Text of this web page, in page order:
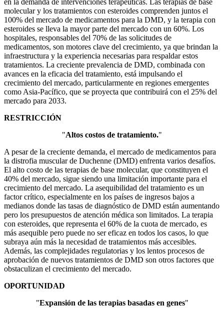
en la demanda de intervenciones terapéuticas. Las terapias de base
molecular y los tratamientos con esteroides comprenden juntos el
100% del mercado de medicamentos para la DMD, y la terapia con
esteroides se lleva la mayor parte del mercado con un 60%. Los
hospitales, responsables del 70% de las solicitudes de
medicamentos, son motores clave del crecimiento, ya que brindan la
infraestructura y la experiencia necesarias para respaldar estos
tratamientos. La creciente prevalencia de DMD, combinada con
avances en la eficacia del tratamiento, está impulsando el
crecimiento del mercado, particularmente en regiones emergentes
como Asia-Pacífico, que se proyecta que contribuirá con el 25% del
mercado para 2033.
RESTRICCIÓN
"Altos costos de tratamiento."
A pesar de la creciente demanda, el mercado de medicamentos para
la distrofia muscular de Duchenne (DMD) enfrenta varios desafíos.
El alto costo de las terapias de base molecular, que constituyen el
40% del mercado, sigue siendo una limitación importante para el
crecimiento del mercado. La asequibilidad del tratamiento es un
factor crítico, especialmente en los países de ingresos bajos a
medianos donde las tasas de diagnóstico de DMD están aumentando
pero los presupuestos de atención médica son limitados. La terapia
con esteroides, que representa el 60% de la cuota de mercado, es
más asequible pero puede no ser eficaz en todos los casos, lo que
subraya aún más la necesidad de tratamientos más accesibles.
Además, las complejidades regulatorias y los lentos procesos de
aprobación de nuevos tratamientos de DMD son otros factores que
obstaculizan el crecimiento del mercado.
OPORTUNIDAD
"Expansión de las terapias basadas en genes"